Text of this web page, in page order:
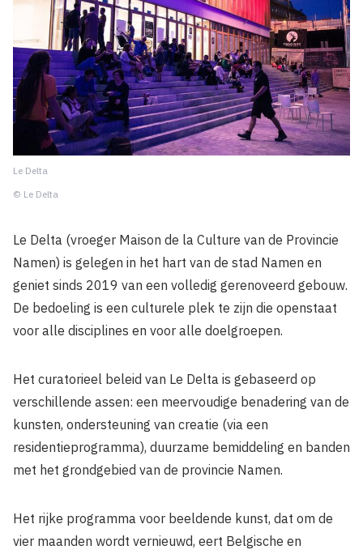
Le Delta
© Le Delta
Le Delta (vroeger Maison de la Culture van de Provincie
Namen) is gelegen in het hart van de stad Namen en
geniet sinds 2019 van een volledig gerenoveerd gebouw.
De bedoeling is een culturele plek te zijn die openstaat
voor alle disciplines en voor alle doelgroepen.
Het curatorieel beleid van Le Delta is gebaseerd op
verschillende assen: een meervoudige benadering van de
kunsten, ondersteuning van creatie (via een
residentieprogramma), duurzame bemiddeling en banden
met het grondgebied van de provincie Namen.
Het rijke programma voor beeldende kunst, dat om de
vier maanden wordt vernieuwd, eert Belgische en